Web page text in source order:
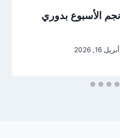
الأسبوع بدوري
أبريل 16, 2026